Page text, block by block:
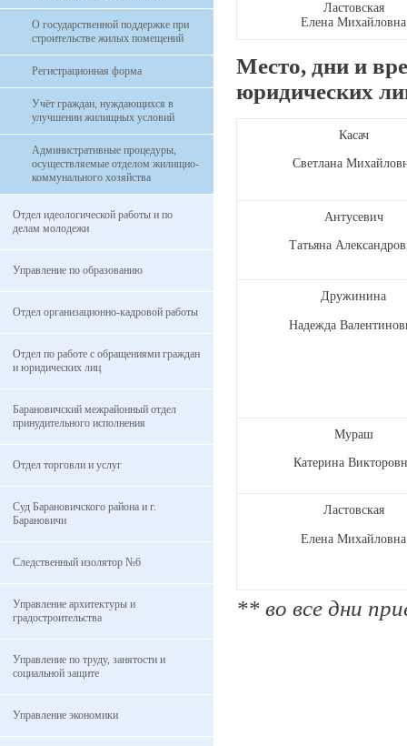
О государственной поддержке при
строительстве жилых помещений
Регистрационная форма
Учёт граждан, нуждающихся в
улучшении жилищных условий
Административные процедуры,
осуществляемые отделом жилищно-
коммунального хозяйства
Отдел идеологической работы и по
делам молодежи
Управление по образованию
Отдел организационно-кадровой работы
Отдел по работе с обращениями граждан
и юридических лиц
Барановичский межрайонный отдел
принудительного исполнения
Отдел торговли и услуг
Суд Барановичского района и г.
Барановичи
Следственный изолятор №6
Управление архитектуры и
градостроительства
Управление по труду, занятости и
социальной защите
Управление экономики
Ластовская
Елена Михайловна
Место, дни и
юридических
Касач
Светлана
Антусевич
Татьяна
Дружинина
Надежда
Мураш
Катерина
Ластовская
Елена Михайловна
** во все дни